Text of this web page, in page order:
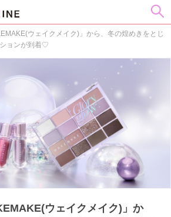
ウェイクメイク)」から、冬の煌めきをとじ
ョンが到着♡
ウェイクメイク)」か